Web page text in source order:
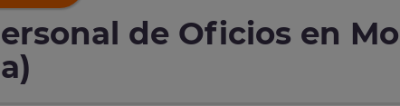
de Oficios en